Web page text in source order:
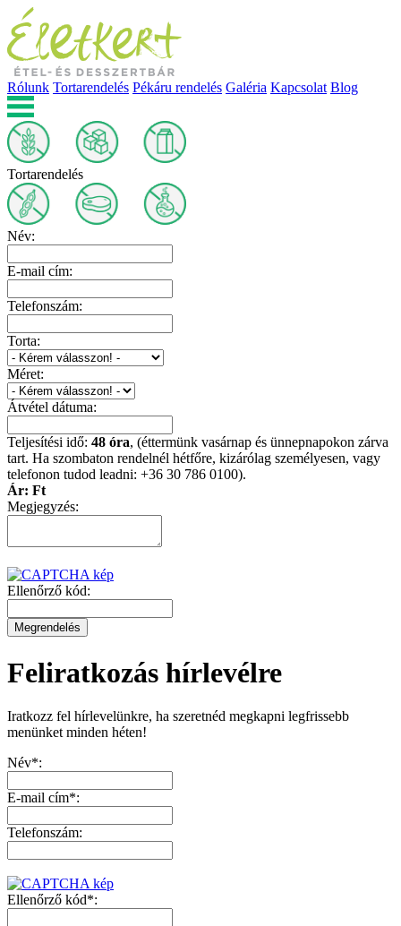
Rólunk Tortarendelés Pékáru rendelés Galéria Kapcsolat Blog
Tortarendelés
Név:
E-mail cím:
Telefonszám:
Torta:
Méret:
Átvétel dátuma:
Teljesítési idő: 48 óra, (éttermünk vasárnap és ünnepnapokon zárva
tart. Ha szombaton rendelnél hétfőre, kizárólag személyesen, vagy
telefonon tudod leadni: +36 30 786 0100).
Ár: Ft
Megjegyzés:
Ellenőrző kód:
Feliratkozás hírlevélre
Iratkozz fel hírlevelünkre, ha szeretnéd megkapni legfrissebb
menünket minden héten!
Név*:
E-mail cím*:
Telefonszám:
Ellenőrző kód*: